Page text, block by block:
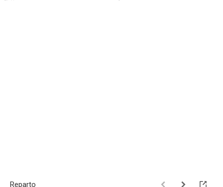
Reparto